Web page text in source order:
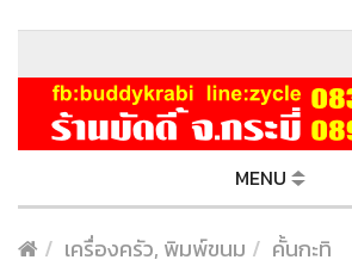
MENU
เครื่องครัว, พิมพ์ขนม คั้นกะทิ